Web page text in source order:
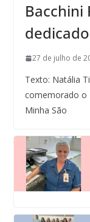
Bacchini
27 de julho de
Texto: Natália
comemorado o
Minha São